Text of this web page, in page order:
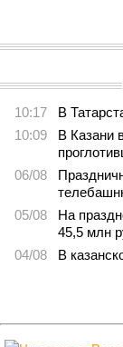
Версия //Бизнес //
Татарстан